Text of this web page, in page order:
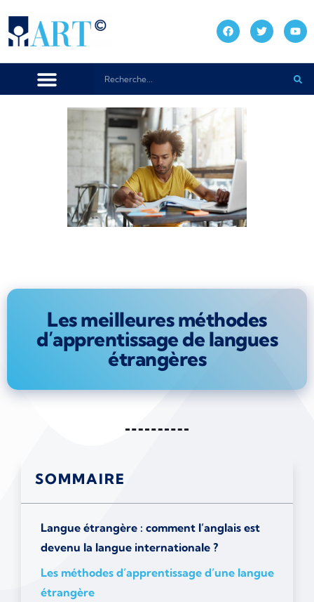
Les meilleures méthodes
d’apprentissage de langues
étrangères
SOMMAIRE
Langue étrangère : comment l’anglais est
devenu la langue internationale ?
Les méthodes d’apprentissage d’une langue
étrangère